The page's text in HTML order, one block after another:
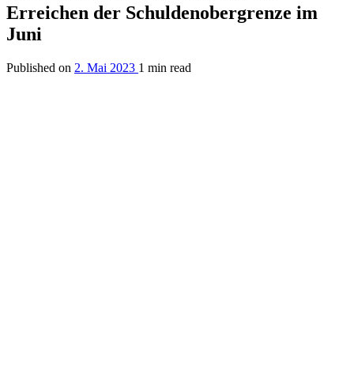
Erreichen der Schuldenobergrenze im
Juni
Published on 2. Mai 2023 1 min read